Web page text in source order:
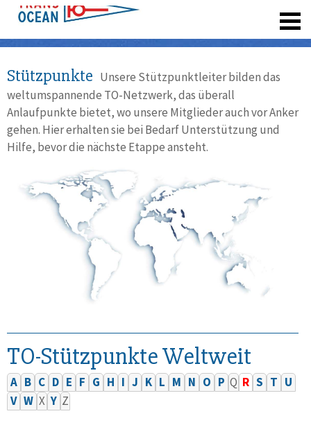
Stützpunkte Unsere Stützpunktleiter bilden das
weltumspannende TO-Netzwerk, das überall
Anlaufpunkte bietet, wo unsere Mitglieder auch vor Anker
gehen. Hier erhalten sie bei Bedarf Unterstützung und
Hilfe, bevor die nächste Etappe ansteht.
TO-Stützpunkte Weltweit
A B C D E F G H I J K L M N O P Q R S T U
V W X Y Z